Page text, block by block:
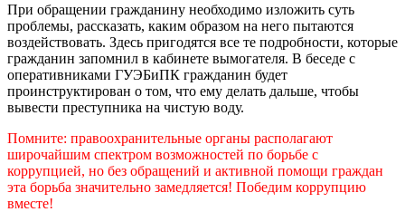
При обращении гражданину необходимо изложить суть
проблемы, рассказать, каким образом на него пытаются
воздействовать. Здесь пригодятся все те подробности, которые
гражданин запомнил в кабинете вымогателя. В беседе с
оперативниками ГУЭБиПК гражданин будет
проинструктирован о том, что ему делать дальше, чтобы
вывести преступника на чистую воду.
Помните: правоохранительные органы располагают
широчайшим спектром возможностей по борьбе с
коррупцией, но без обращений и активной помощи граждан
эта борьба значительно замедляется! Победим коррупцию
вместе!